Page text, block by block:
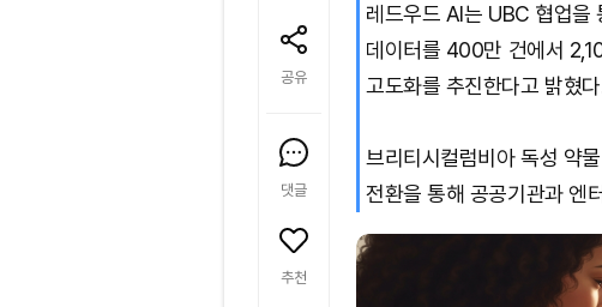
공유
댓글
추천
레드우드 AI는 UBC 협업을
데이터를 400만 건에서
고도화를 추진한다고 밝혔
브리티시컬럼비아 독성 약
전환을 통해 공공기관과 엔